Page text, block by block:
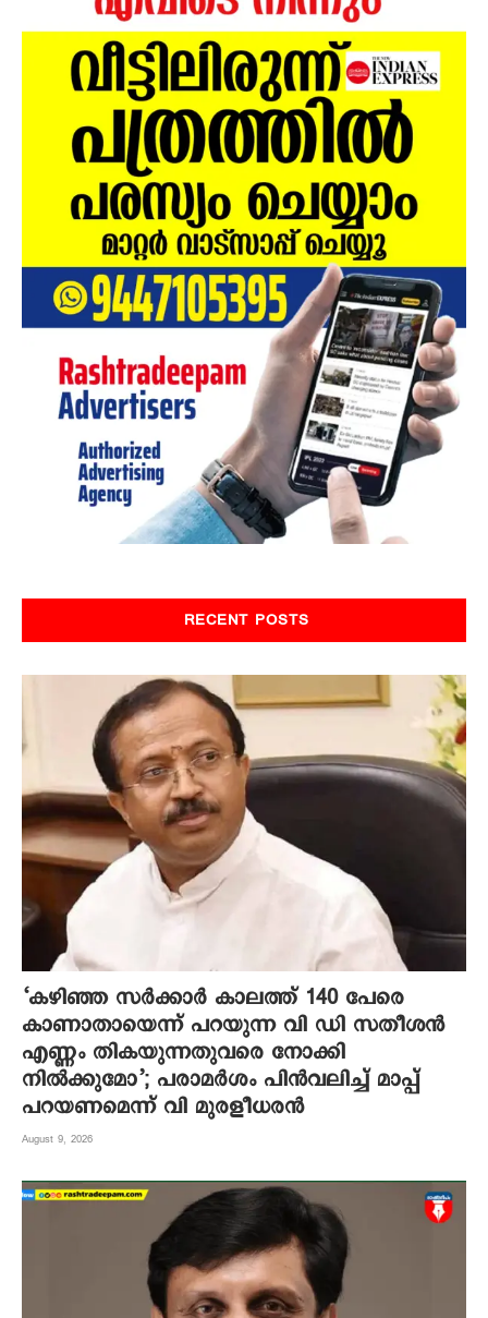
RECENT POSTS
‘കഴിഞ്ഞ സര്‍ക്കാര്‍ കാലത്ത് 140 പേരെ
കാണാതായെന്ന് പറയുന്ന വി ഡി സതീശൻ
എണ്ണം തികയുന്നതുവരെ നോക്കി
നില്‍ക്കുമോ’; പരാമർശം പിൻവലിച്ച് മാപ്പ്
പറയണമെന്ന് വി മുരളീധരൻ
August 9, 2026